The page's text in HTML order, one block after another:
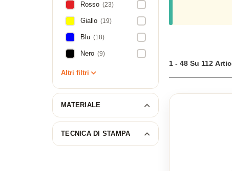
Rosso (23)
Giallo (19)
Blu (18)
Nero (9)
Altri filtri
MATERIALE
TECNICA DI STAMPA
1 - 48 Su 112